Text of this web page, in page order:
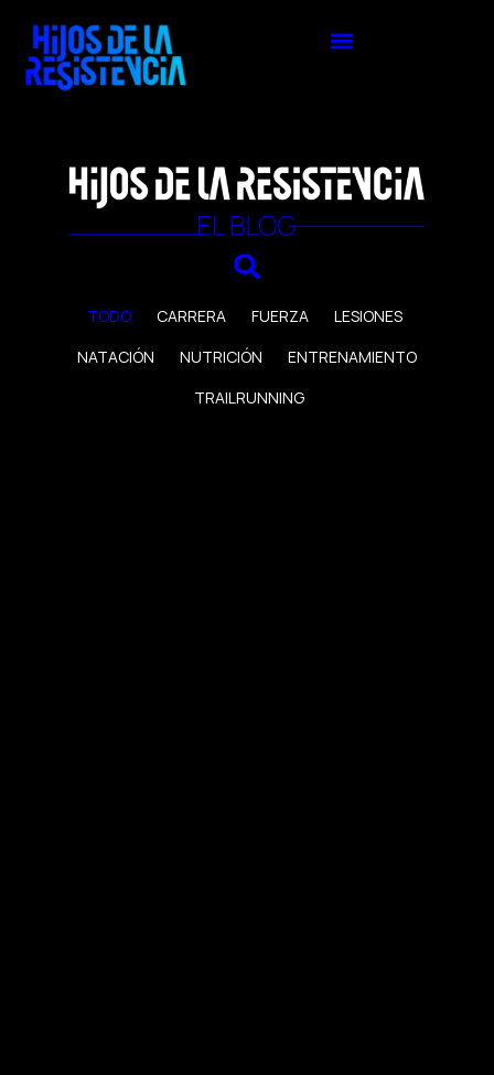
TODO CARRERA FUERZA
LESIONES
NATACIÓN
NUTRICIÓN
ENTRENAMIENTO
TRAILRUNNING